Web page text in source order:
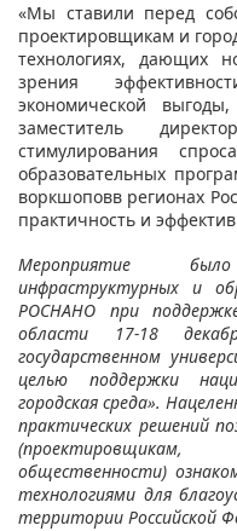
«Мы ставили перед
проектировщикам и
технологиях, дающих
зрения
экономической
заместитель
стимулирования
образовательных
воркшоповв регионах
практичность и
Мероприятие
инфраструктурных и
РОСНАНО при
области 17-18
государственном
целью поддержки
городская среда».
практических решений
(проектировщикам,
общественности)
технологиями для
территории Российской